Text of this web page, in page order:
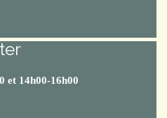
et 14h00-16h00